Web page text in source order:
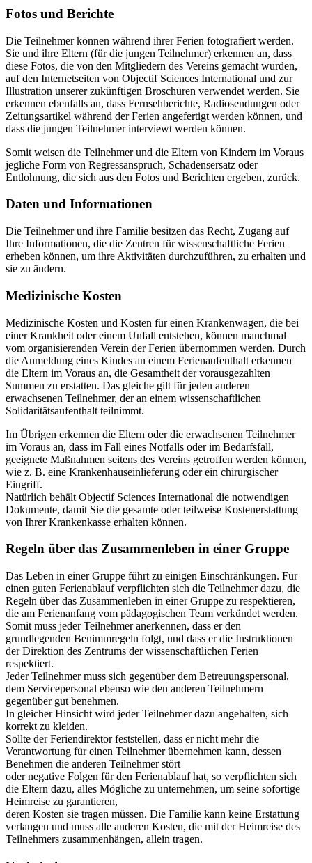
Fotos und Berichte
Die Teilnehmer können während ihrer Ferien fotografiert werden.
Sie und ihre Eltern (für die jungen Teilnehmer) erkennen an, dass
diese Fotos, die von den Mitgliedern des Vereins gemacht wurden,
auf den Internetseiten von Objectif Sciences International und zur
Illustration unserer zukünftigen Broschüren verwendet werden. Sie
erkennen ebenfalls an, dass Fernsehberichte, Radiosendungen oder
Zeitungsartikel während der Ferien angefertigt werden können, und
dass die jungen Teilnehmer interviewt werden können.
Somit weisen die Teilnehmer und die Eltern von Kindern im Voraus
jegliche Form von Regressanspruch, Schadensersatz oder
Entlohnung, die sich aus den Fotos und Berichten ergeben, zurück.
Daten und Informationen
Die Teilnehmer und ihre Familie besitzen das Recht, Zugang auf
Ihre Informationen, die die Zentren für wissenschaftliche Ferien
erheben können, um ihre Aktivitäten durchzuführen, zu erhalten und
sie zu ändern.
Medizinische Kosten
Medizinische Kosten und Kosten für einen Krankenwagen, die bei
einer Krankheit oder einem Unfall entstehen, können manchmal
vom organisierenden Verein der Ferien übernommen werden. Durch
die Anmeldung eines Kindes an einem Ferienaufenthalt erkennen
die Eltern im Voraus an, die Gesamtheit der vorausgezahlten
Summen zu erstatten. Das gleiche gilt für jeden anderen
erwachsenen Teilnehmer, der an einem wissenschaftlichen
Solidaritätsaufenthalt teilnimmt.
Im Übrigen erkennen die Eltern oder die erwachsenen Teilnehmer
im Voraus an, dass im Fall eines Notfalls oder im Bedarfsfall,
geeignete Maßnahmen seitens des Vereins getroffen werden können,
wie z. B. eine Krankenhauseinlieferung oder ein chirurgischer
Eingriff.
Natürlich behält Objectif Sciences International die notwendigen
Dokumente, damit Sie die gesamte oder teilweise Kostenerstattung
von Ihrer Krankenkasse erhalten können.
Regeln über das Zusammenleben in einer Gruppe
Das Leben in einer Gruppe führt zu einigen Einschränkungen. Für
einen guten Ferienablauf verpflichten sich die Teilnehmer dazu, die
Regeln über das Zusammenleben in einer Gruppe zu respektieren,
die am Ferienanfang vom pädagogischen Team verkündet werden.
Somit muss jeder Teilnehmer anerkennen, dass er den
grundlegenden Benimmregeln folgt, und dass er die Instruktionen
der Direktion des Zentrums der wissenschaftlichen Ferien
respektiert.
Jeder Teilnehmer muss sich gegenüber dem Betreuungspersonal,
dem Servicepersonal ebenso wie den anderen Teilnehmern
gegenüber gut benehmen.
In gleicher Hinsicht wird jeder Teilnehmer dazu angehalten, sich
korrekt zu kleiden.
Sollte der Feriendirektor feststellen, dass er nicht mehr die
Verantwortung für einen Teilnehmer übernehmen kann, dessen
Benehmen die anderen Teilnehmer stört
oder negative Folgen für den Ferienablauf hat, so verpflichten sich
die Eltern dazu, alles Mögliche zu unternehmen, um seine sofortige
Heimreise zu garantieren,
deren Kosten sie tragen müssen. Die Familie kann keine Erstattung
verlangen und muss alle anderen Kosten, die mit der Heimreise des
Teilnehmers zusammenhängen, allein tragen.